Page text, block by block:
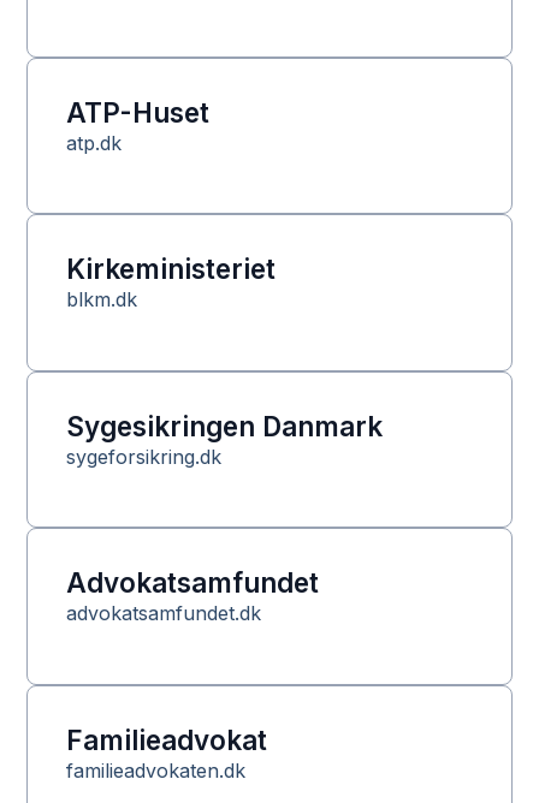
ATP-Huset
atp.dk
Kirkeministeriet
blkm.dk
Sygesikringen Danmark
sygeforsikring.dk
Advokatsamfundet
advokatsamfundet.dk
Familieadvokat
familieadvokaten.dk